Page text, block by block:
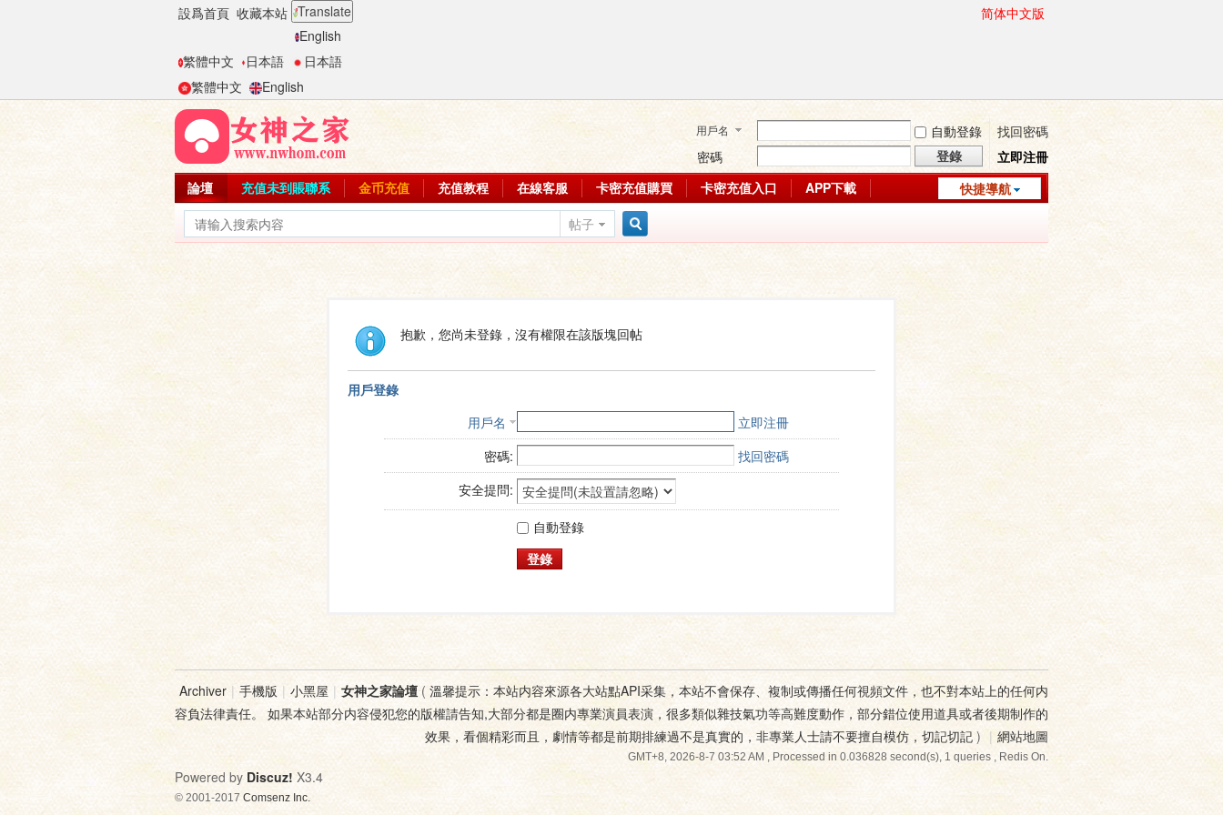
設爲首頁 收藏本站 Translate
English
繁體中文
日本語
日本語
繁體中文
English
简体中文版
用戶名 自動登錄
找回密碼
密碼
登錄
立即注冊
快捷導航
論壇 充值未到賬聯系 金币充值 充值教程 在線客服 卡密充值購買 卡密充值入口
APP下載
帖子
索
抱歉，您尚未登錄，沒有權限在該版塊回帖
用戶登錄
用戶名
立即注冊
密碼:
找回密碼
安全提問:
自動登錄
登錄
Archiver | 手機版 | 小黑屋 | 女神之家論壇( 溫馨提示：本站内容來源各大站點API采集，本站不會保存、複制或傳播任何視頻文件，也不對本站上的任何内
容負法律責任。 如果本站部分内容侵犯您的版權請告知,大部分都是圈内專業演員表演，很多類似雜技氣功等高難度動作，部分錯位使用道具或者後期制作的
效果，看個精彩而且，劇情等都是前期排練過不是真實的，非專業人士請不要擅自模仿，切記切記 ) | 網站地圖
GMT+8, 2026-8-7 03:52 AM, Processed in 0.036828 second(s), 1 queries , Redis On.
Powered by Discuz! X3.4
© 2001-2017 Comsenz Inc.